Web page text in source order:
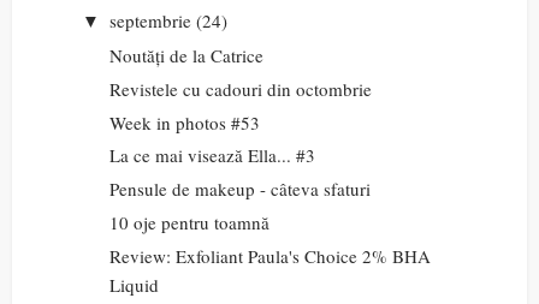
▼ septembrie (24)
Noutăți de la Catrice
Revistele cu cadouri din octombrie
Week in photos #53
La ce mai visează Ella... #3
Pensule de makeup - câteva sfaturi
10 oje pentru toamnă
Review: Exfoliant Paula's Choice 2% BHA
Liquid